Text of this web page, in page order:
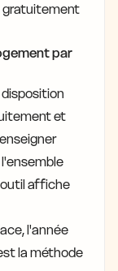
gratuitement
par
disposition
et
affiche
l'année
la méthode